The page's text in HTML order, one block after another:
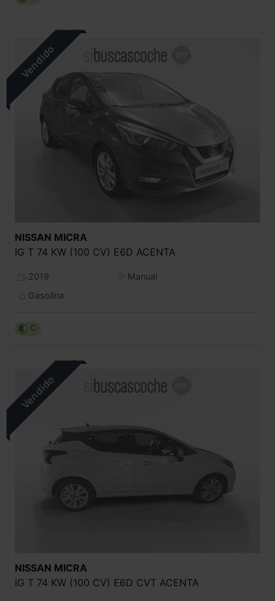
NISSAN MICRA
IG T 74 KW (100 CV) E6D ACENTA
2019
Manual
Gasolina
C
NISSAN MICRA
IG T 74 KW (100 CV) E6D CVT ACENTA